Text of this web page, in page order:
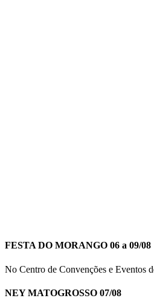
FESTA DO MORANGO 06 a 09/08
No Centro de Convenções e Eventos
NEY MATOGROSSO 07/08